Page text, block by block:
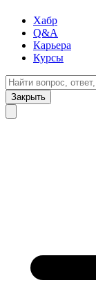
Хабр
Q&A
Карьера
Курсы
Закрыть